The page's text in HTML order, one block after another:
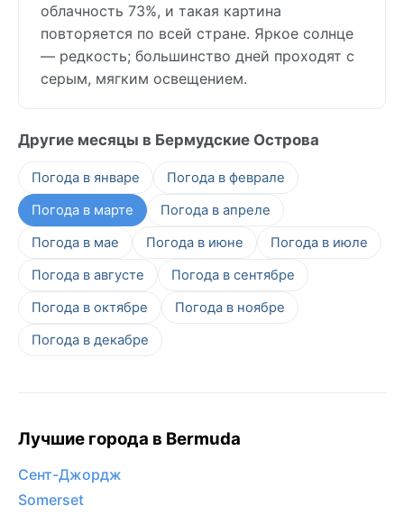
облачность 73%, и такая картина
повторяется по всей стране. Яркое солнце
— редкость; большинство дней проходят с
серым, мягким освещением.
Другие месяцы в Бермудские Острова
Погода в январе
Погода в феврале
Погода в марте
Погода в апреле
Погода в мае
Погода в июне
Погода в июле
Погода в августе
Погода в сентябре
Погода в октябре
Погода в ноябре
Погода в декабре
Лучшие города в Bermuda
Сент-Джордж
Somerset